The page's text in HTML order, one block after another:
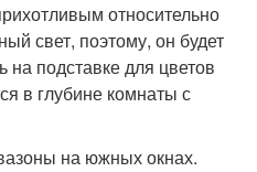
относительно
свет, поэтому, он будет
на подставке для цветов
в глубине комнаты с
на южных окнах.